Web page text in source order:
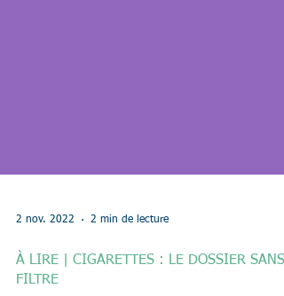
2 nov. 2022 2 min de lecture